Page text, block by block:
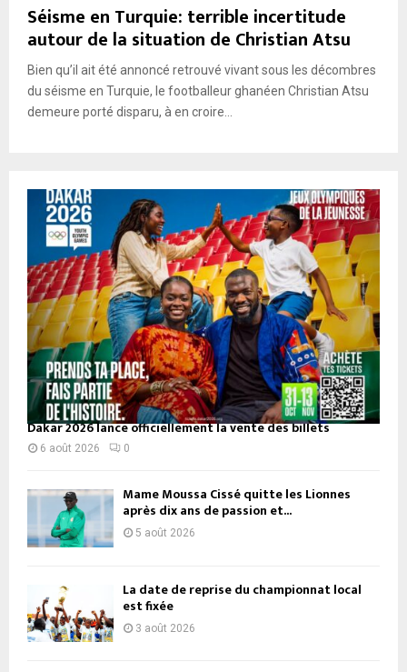
Séisme en Turquie: terrible incertitude
autour de la situation de Christian Atsu
Bien qu’il ait été annoncé retrouvé vivant sous les décombres
du séisme en Turquie, le footballeur ghanéen Christian Atsu
demeure porté disparu, à en croire...
Dakar 2026 lance officiellement la vente des billets
6 août 2026 0
Mame Moussa Cissé quitte les Lionnes
après dix ans de passion et...
5 août 2026
La date de reprise du championnat local
est fixée
3 août 2026